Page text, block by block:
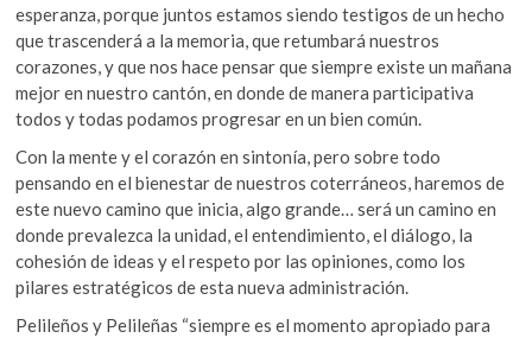
esperanza, porque juntos estamos siendo testigos de un hecho
que trascenderá a la memoria, que retumbará nuestros
corazones, y que nos hace pensar que siempre existe un mañana
mejor en nuestro cantón, en donde de manera participativa
todos y todas podamos progresar en un bien común.
Con la mente y el corazón en sintonía, pero sobre todo
pensando en el bienestar de nuestros coterráneos, haremos de
este nuevo camino que inicia, algo grande… será un camino en
donde prevalezca la unidad, el entendimiento, el diálogo, la
cohesión de ideas y el respeto por las opiniones, como los
pilares estratégicos de esta nueva administración.
Pelileños y Pelileñas “siempre es el momento apropiado para